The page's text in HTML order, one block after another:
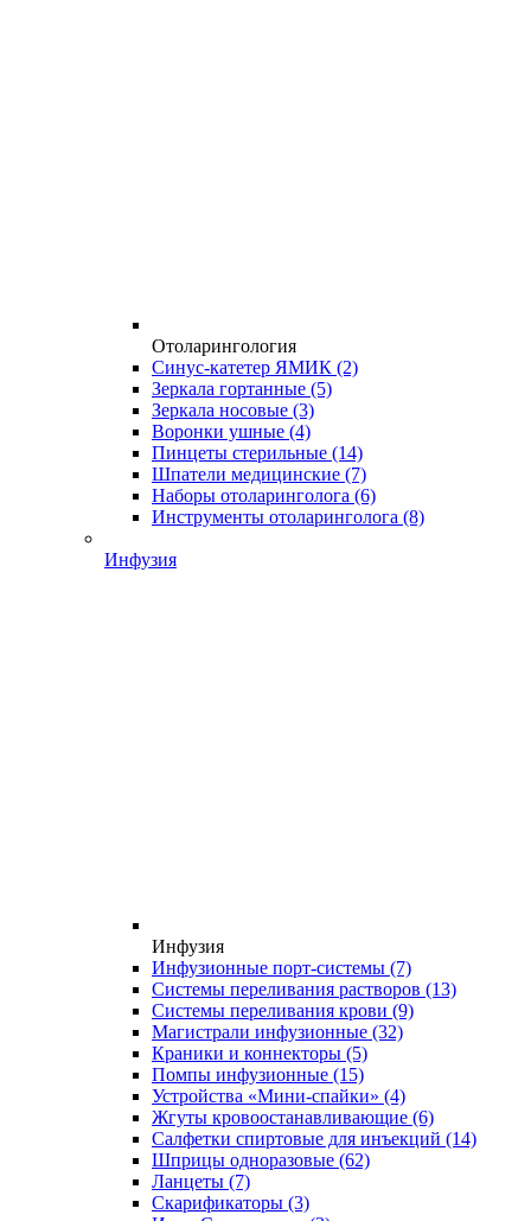
Отоларингология
Синус-катетер ЯМИК (2)
Зеркала гортанные (5)
Зеркала носовые (3)
Воронки ушные (4)
Пинцеты стерильные (14)
Шпатели медицинские (7)
Наборы отоларинголога (6)
Инструменты отоларинголога (8)
Инфузия
Инфузия
Инфузионные порт-системы (7)
Системы переливания растворов (13)
Системы переливания крови (9)
Магистрали инфузионные (32)
Краники и коннекторы (5)
Помпы инфузионные (15)
Устройства «Мини-спайки» (4)
Жгуты кровоостанавливающие (6)
Салфетки спиртовые для инъекций (14)
Шприцы одноразовые (62)
Ланцеты (7)
Скарификаторы (3)